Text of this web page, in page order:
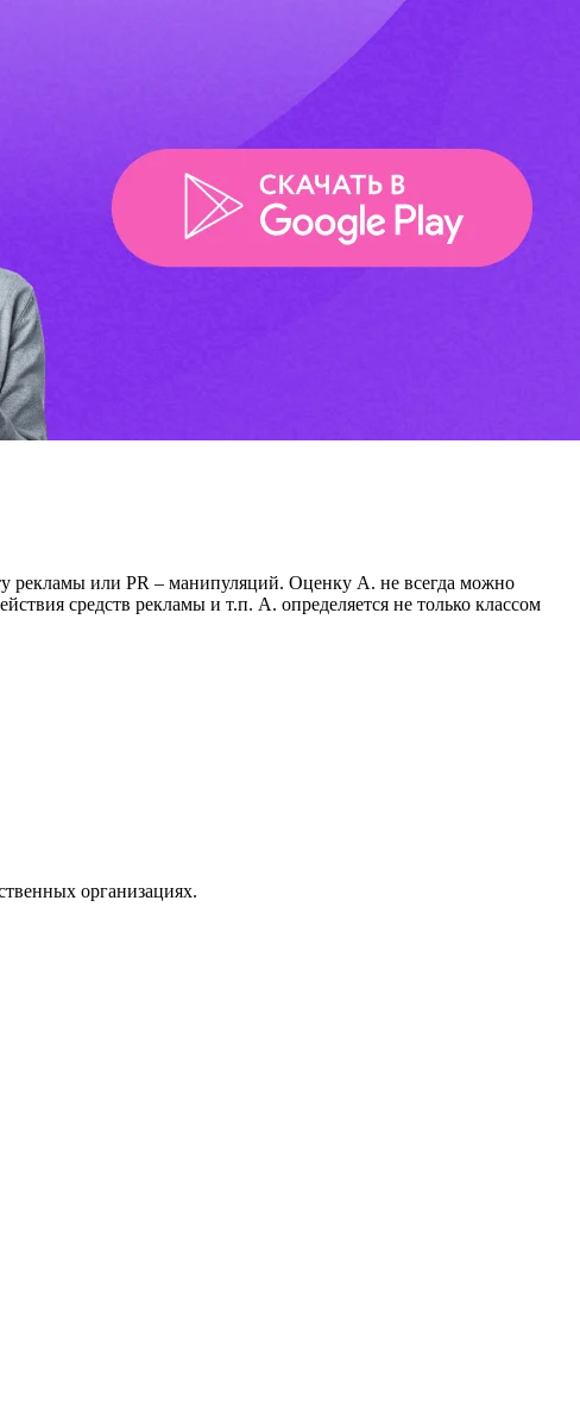
рекламы или PR – манипуляций. Оценку А. не всегда можно
средств рекламы и т.п. А. определяется не только классом
организациях.